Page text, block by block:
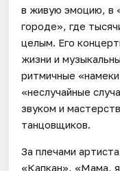
в живую эмоцию, в
городе», где
целым. Его
жизни и
ритмичные
«неслучайные
звуком и
танцовщиков.
За плечами
«Капкан», «Мама,